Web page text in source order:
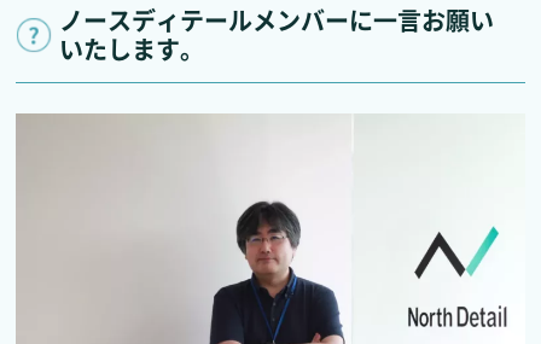
ノースディテールメンバーに一言お願い
いたします。